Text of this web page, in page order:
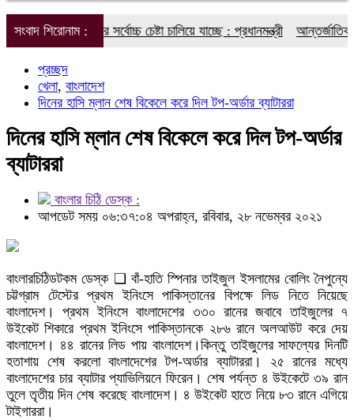
সংবাদ শিরোনাম :
সরকার সর্বোচ্চ চেষ্টা চালিয়ে যাচ্ছে : প্রধানমন্ত্রী আন্তর্জাতিক আদিবাসী
প্রচ্ছদ
খেলা, বাংলাদেশ
দিনের হাসি ম্লান শেষ বিকেলে করে দিল টপ-অর্ডার ব্যাটাররা
দিনের হাসি ম্লান শেষ বিকেলে করে দিল টপ-অর্ডার
ব্যাটাররা
বাংলার চিঠি ডেস্ক :
আপডেট সময় ০৬:৩৭:০৪ অপরাহ্ন, রবিবার, ২৮ নভেম্বর ২০২১
বাংলারচিঠিডটকম ডেস্ক ❑ বাঁ-হাতি স্পিনার তাইজুল ইসলামের বোলিং নৈপুন্যে
চট্টগ্রাম টেস্টের প্রথম ইনিংসে পাকিস্তানের বিপক্ষে লিড নিতে নিয়েছে
বাংলাদেশ। প্রথম ইনিংসে বাংলাদেশের ৩৩০ রানের জবাবে তাইজুলের ৭
উইকেট শিকারে প্রথম ইনিংসে পাকিস্তানকে ২৮৬ রানে অলআউট করে দেয়
বাংলাদেশ। ৪৪ রানের লিড পায় বাংলাদেশ।কিন্তু তাইজুলের সাফল্যের দিনটি
হতাশায় শেষ করলো বাংলাদেশের টপ-অর্ডার ব্যাটাররা। ২৫ রানের মধ্যে
বাংলাদেশের চার ব্যাটার প্যাভিলিয়নে ফিরেন। শেষ পর্যন্ত ৪ উইকেটে ৩৯ রান
তুলে তৃতীয় দিন শেষ করেছে বাংলাদেশ। ৪ উইকেট হাতে নিয়ে ৮৩ রানে এগিয়ে
টাইগাররা।